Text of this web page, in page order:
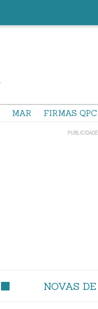
MAR FIRMAS QPC
NOVAS